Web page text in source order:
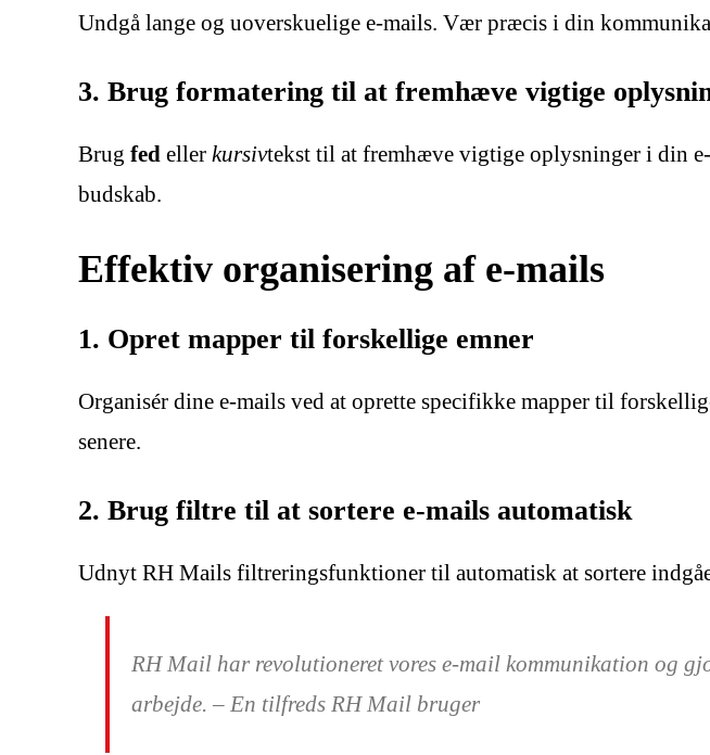
Undgå lange og uoverskuelige e-mails. Vær præcis i din
3. Brug formatering til at fremhæve vigtige
Brug fed eller kursivtekst til at fremhæve vigtige oplysninger i din
budskab.
Effektiv organisering af e-mails
1. Opret mapper til forskellige emner
Organisér dine e-mails ved at oprette specifikke mapper til
senere.
2. Brug filtre til at sortere e-mails automatisk
Udnyt RH Mails filtreringsfunktioner til automatisk at sortere
RH Mail har revolutioneret vores e-mail kommunikation og
arbejde. – En tilfreds RH Mail bruger